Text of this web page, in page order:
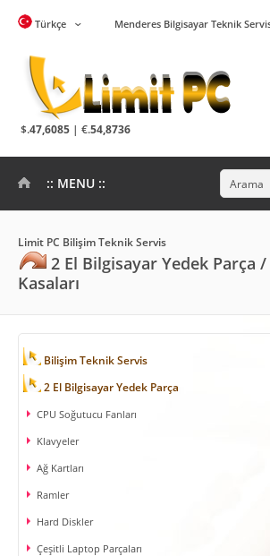
Türkçe Menderes Bilgisayar Teknik
$.47,6085 | €.54,8736
:: MENU ::
Limit PC Bilişim Teknik Servis
2 El Bilgisayar Yedek Parça
Kasaları
Bilişim Teknik Servis
2 El Bilgisayar Yedek Parça
CPU Soğutucu Fanları
Klavyeler
Ağ Kartları
Ramler
Hard Diskler
Çeşitli Laptop Parçaları